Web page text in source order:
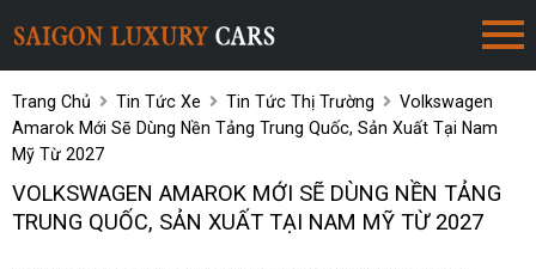
Trang Chủ Tin Tức Xe Tin Tức Thị Trường
Volkswagen
Amarok Mới Sẽ Dùng Nền Tảng Trung Quốc, Sản Xuất Tại Nam
Mỹ Từ 2027
VOLKSWAGEN AMAROK MỚI SẼ DÙNG NỀN TẢNG
TRUNG QUỐC, SẢN XUẤT TẠI NAM MỸ TỪ 2027